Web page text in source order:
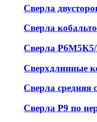
Сверла
Сверла
Сверла
Сверхдлинные
Сверла
Сверла Р9 по